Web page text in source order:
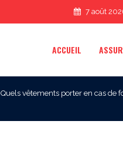
7 août
ACCUEIL
Quels vêtements porter en cas de